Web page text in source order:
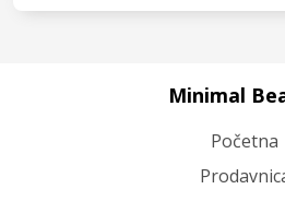
VIDI JOŠ
Minimal
Početna